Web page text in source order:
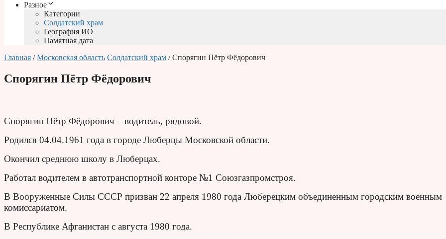
Разное
Категории
Солдатский храм
География ИО
Памятная дата
Главная /Московская область Солдатский храм / Спорягин Пётр Фёдорович
Спорягин Пётр Фёдорович
Спорягин Пётр Фёдорович – водитель, рядовой.
Родился 04.04.1961 года в городе Люберцы Московской области.
Окончил среднюю школу в Люберцах.
Работал водителем в автотранспортной конторе №1 Союзгазпромстроя.
В Вооруженные Силы СССР призван 22 апреля 1980 года Люберецким объединенным городским военным
комиссариатом.
В Республике Афганистан с августа 1980 года.